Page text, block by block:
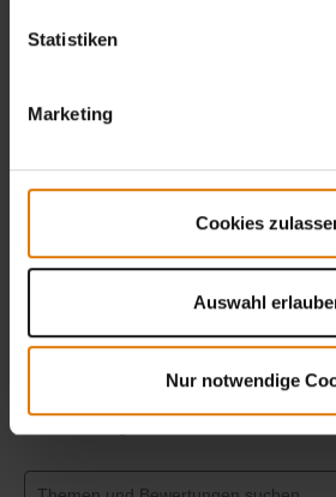
Statistiken
Marketing
Cookies
Auswahl
Nur notwendige